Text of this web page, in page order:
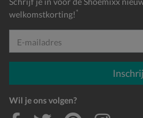
welkomstkorting! *
E-mailadres
Wil je ons volgen?